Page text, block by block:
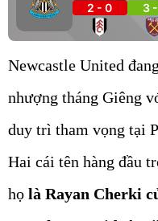
2 - 0 3 -
Newcastle United
nhượng tháng Giêng
duy trì tham vọng tại
Hai cái tên hàng đầu
họ là Rayan Cherki